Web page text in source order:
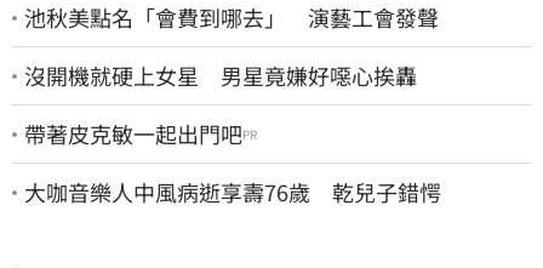
池秋美點名「會費到哪去」 演藝工會發聲
沒開機就硬上女星 男星竟嫌好噁心挨轟
帶著皮克敏一起出門吧PR
大咖音樂人中風病逝享壽76歲 乾兒子錯愕